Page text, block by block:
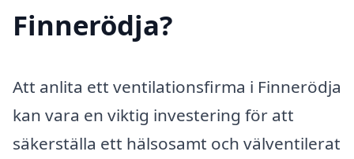
Finnerödja?
Att anlita ett ventilationsfirma i Finnerödja
kan vara en viktig investering för att
säkerställa ett hälsosamt och välventilerat